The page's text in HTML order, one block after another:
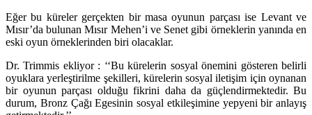
Eğer bu küreler gerçekten bir masa oyunun parçası ise Levant ve
Mısır’da bulunan Mısır Mehen’i ve Senet gibi örneklerin yanında en
eski oyun örneklerinden biri olacaklar.
Dr. Trimmis ekliyor : ‘‘Bu kürelerin sosyal önemini gösteren belirli
oyuklara yerleştirilme şekilleri, kürelerin sosyal iletişim için oynanan
bir oyunun parçası olduğu fikrini daha da güçlendirmektedir. Bu
durum, Bronz Çağı Egesinin sosyal etkileşimine yepyeni bir anlayış